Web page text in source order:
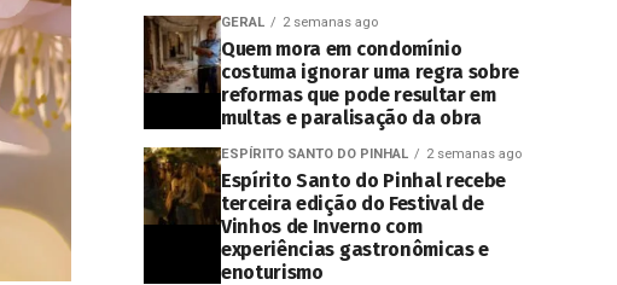
GERAL 2 semanas ago
Quem mora em condomínio
costuma ignorar uma regra sobre
reformas que pode resultar em
multas e paralisação da obra
ESPÍRITO SANTO DO PINHAL 2 semanas ago
Espírito Santo do Pinhal recebe
terceira edição do Festival de
Vinhos de Inverno com
experiências gastronômicas e
enoturismo